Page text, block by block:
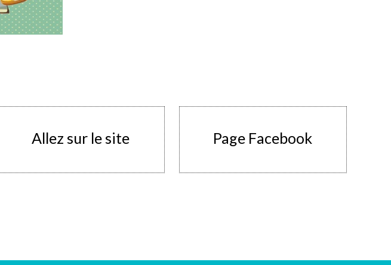
Allez sur le site Page Facebook